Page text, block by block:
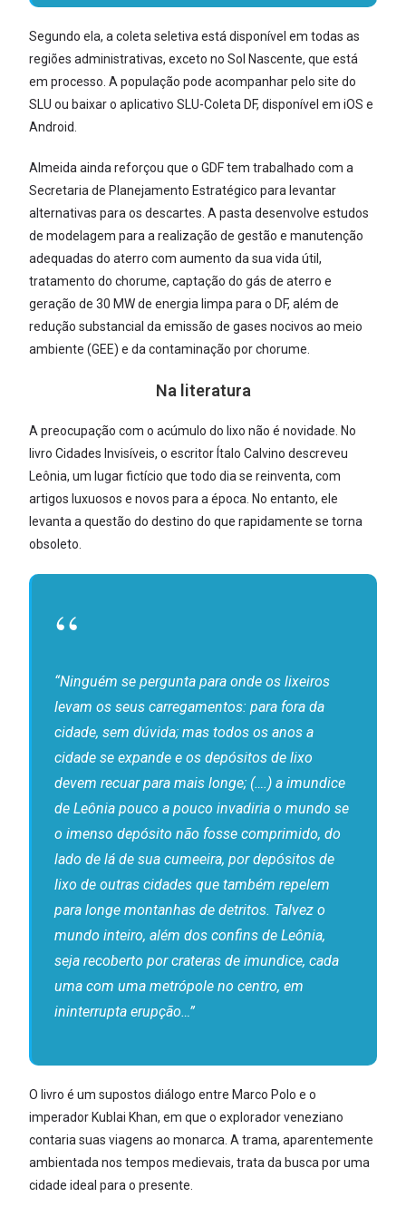
Segundo ela, a coleta seletiva está disponível em todas as
regiões administrativas, exceto no Sol Nascente, que está
em processo. A população pode acompanhar pelo site do
SLU ou baixar o aplicativo SLU-Coleta DF, disponível em iOS e
Android.
Almeida ainda reforçou que o GDF tem trabalhado com a
Secretaria de Planejamento Estratégico para levantar
alternativas para os descartes. A pasta desenvolve estudos
de modelagem para a realização de gestão e manutenção
adequadas do aterro com aumento da sua vida útil,
tratamento do chorume, captação do gás de aterro e
geração de 30 MW de energia limpa para o DF, além de
redução substancial da emissão de gases nocivos ao meio
ambiente (GEE) e da contaminação por chorume.
Na literatura
A preocupação com o acúmulo do lixo não é novidade. No
livro Cidades Invisíveis, o escritor Ítalo Calvino descreveu
Leônia, um lugar fictício que todo dia se reinventa, com
artigos luxuosos e novos para a época. No entanto, ele
levanta a questão do destino do que rapidamente se torna
obsoleto.
“Ninguém se pergunta para onde os lixeiros
levam os seus carregamentos: para fora da
cidade, sem dúvida; mas todos os anos a
cidade se expande e os depósitos de lixo
devem recuar para mais longe; (….) a imundice
de Leônia pouco a pouco invadiria o mundo se
o imenso depósito não fosse comprimido, do
lado de lá de sua cumeeira, por depósitos de
lixo de outras cidades que também repelem
para longe montanhas de detritos. Talvez o
mundo inteiro, além dos confins de Leônia,
seja recoberto por crateras de imundice, cada
uma com uma metrópole no centro, em
ininterrupta erupção…”
O livro é um supostos diálogo entre Marco Polo e o
imperador Kublai Khan, em que o explorador veneziano
contaria suas viagens ao monarca. A trama, aparentemente
ambientada nos tempos medievais, trata da busca por uma
cidade ideal para o presente.